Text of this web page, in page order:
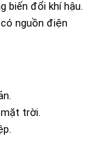
biến đổi khí hậu.
nguồn điện
trời.